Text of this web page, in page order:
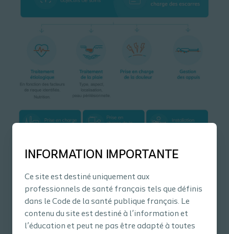
INFORMATION IMPORTANTE
Ce site est destiné uniquement aux
professionnels de santé français tels que définis
dans le Code de la santé publique français. Le
contenu du site est destiné à l’information et
l’éducation et peut ne pas être adapté à toutes
Pour vous aider dans votre pratique, vous pouvez
retrouver le
triangle d'évaluation des plaies
que l'ensemble de
nos outils dédiés à l'escarre